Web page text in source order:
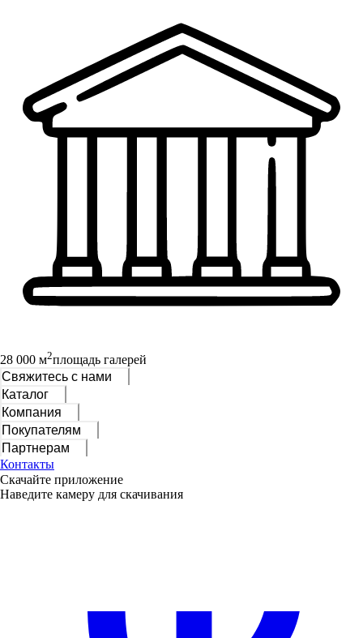
28 000 м2площадь галерей
Свяжитесь с нами
Каталог
Компания
Покупателям
Партнерам
Контакты
Скачайте приложение
Наведите камеру для скачивания